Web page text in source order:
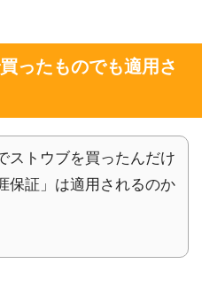
ったものでも適用さ
ストウブを買ったんだけ
保証」は適用されるのか